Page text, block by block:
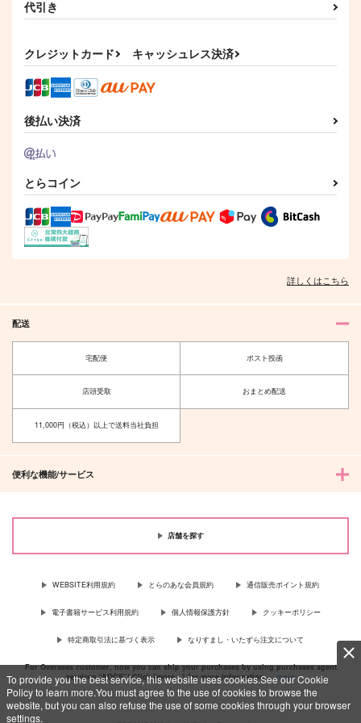
To provide you the best service, this website uses cookies.See our Cookie
Policy to learn more.You must agree to the use of cookies to browse the
website, but you can also refuse the use of some cookies through your browser
settings.
代引き
クレジットカード キャッシュレス決済
後払い決済
とらコイン
詳しくはこちら
配送
宅配便 ポスト投函
店頭受取 おまとめ配送
11,000円（税込）以上で送料当社負担
便利な機能/サービス
店舗を探す
WEBSITE利用規約 とらのあな会員規約 通信販売ポイント規約
電子書籍サービス利用規約 個人情報保護方針 クッキーポリシー
特定商取引法に基づく表示 なりすまし・いたずら注文について
For Overseas customer, now you can ship your purchases by using purchases agent
services “AOCS”! Click {more…} for more information …more